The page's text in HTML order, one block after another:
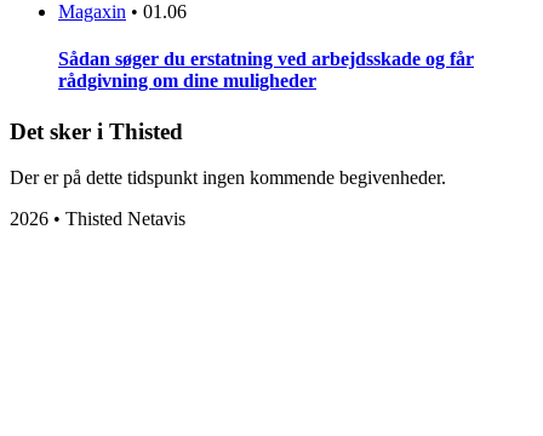
Magaxin • 01.06
Sådan søger du erstatning ved arbejdsskade og får
rådgivning om dine muligheder
Det sker i Thisted
Der er på dette tidspunkt ingen kommende begivenheder.
2026 • Thisted Netavis